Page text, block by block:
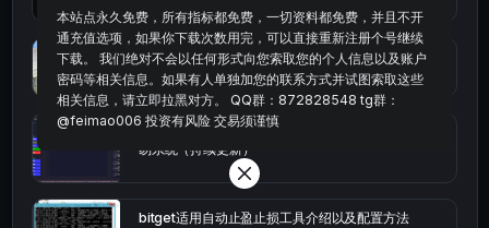
bybit安卓端
Multi-indicator Resonance 多指标共振趋势自动交
易系统（持续更新）
bitget适用自动止盈止损工具介绍以及配置方法
本站点永久免费，所有指标都免费，一切资料都免费，并且不开
通充值选项，如果你下载次数用完，可以直接重新注册个号继续
下载。 我们绝对不会以任何形式向您索取您的个人信息以及账户
密码等相关信息。如果有人单独加您的联系方式并试图索取这些
相关信息，请立即拉黑对方。 QQ群：872828548 tg群：
@feimao006 投资有风险 交易须谨慎